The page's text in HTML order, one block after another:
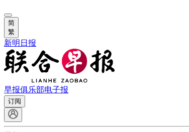
简
繁
新明日报
早报俱乐部电子报
订阅